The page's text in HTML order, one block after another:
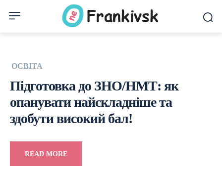
ОСВІТА
Підготовка до ЗНО/НМТ: як
опанувати найскладніше та
здобути високий бал!
READ MORE